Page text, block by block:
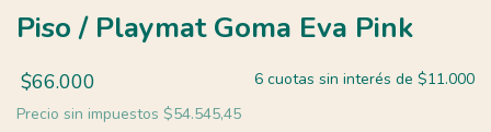
Piso / Playmat Goma Eva Pink
$66.000 6 cuotas sin interés de $11.000
Precio sin impuestos $54.545,45